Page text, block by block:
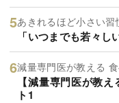
あきれるほど小さい習
「いつまでも若々
減量専門医が教える
【減量専門医が教
ト1